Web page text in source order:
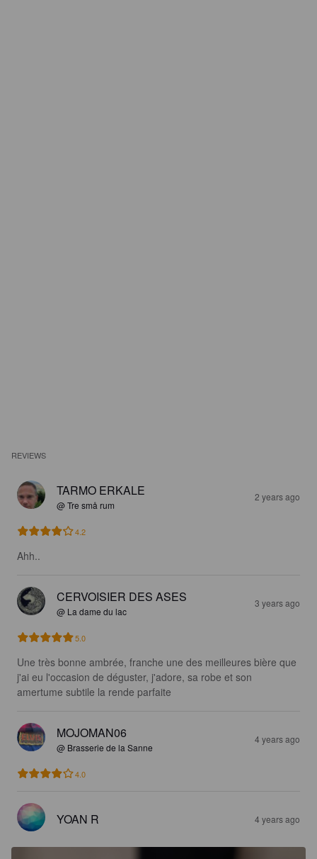
REVIEWS
TARMO ERKALE
@ Tre små rum
2 years ago
4.2
Ahh..
CERVOISIER DES ASES
@ La dame du lac
3 years ago
5.0
Une très bonne ambrée, franche une des meilleures bière que
j'ai eu l'occasion de déguster, j'adore, sa robe et son
amertume subtile la rende parfaite
MOJOMAN06
@ Brasserie de la Sanne
4 years ago
4.0
YOAN R 4 years ago